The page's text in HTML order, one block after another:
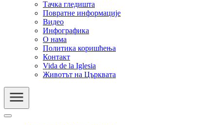
Тачка гледишта
Повратне информације
Видео
Инфографика
О нама
Политика коришћења
Контакт
Vida de la Iglesia
Животът на Църквата